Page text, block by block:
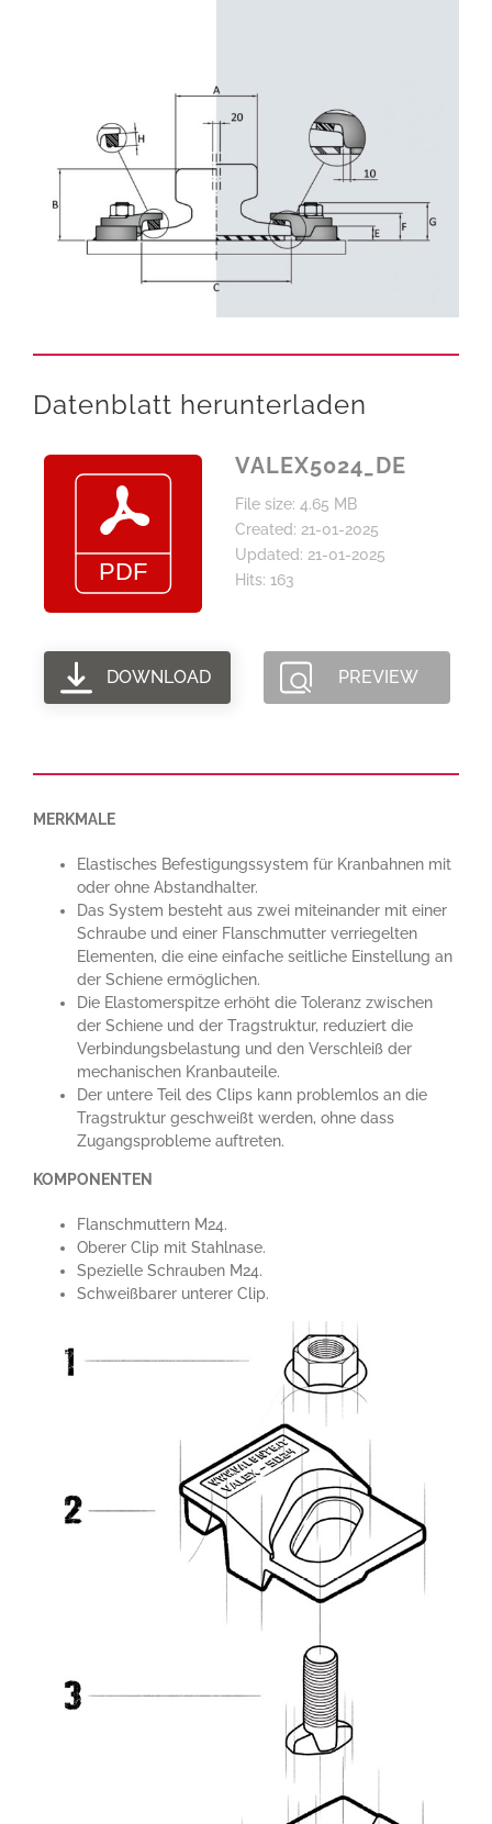
Datenblatt herunterladen
VALEX5024_DE
File size: 4.65 MB
Created: 21-01-2025
Updated: 21-01-2025
Hits: 163
DOWNLOAD PREVIEW
MERKMALE
Elastisches Befestigungssystem für Kranbahnen mit
oder ohne Abstandhalter.
Das System besteht aus zwei miteinander mit einer
Schraube und einer Flanschmutter verriegelten
Elementen, die eine einfache seitliche Einstellung an
der Schiene ermöglichen.
Die Elastomerspitze erhöht die Toleranz zwischen
der Schiene und der Tragstruktur, reduziert die
Verbindungsbelastung und den Verschleiß der
mechanischen Kranbauteile.
Der untere Teil des Clips kann problemlos an die
Tragstruktur geschweißt werden, ohne dass
Zugangsprobleme auftreten.
KOMPONENTEN
Flanschmuttern M24.
Oberer Clip mit Stahlnase.
Spezielle Schrauben M24.
Schweißbarer unterer Clip.